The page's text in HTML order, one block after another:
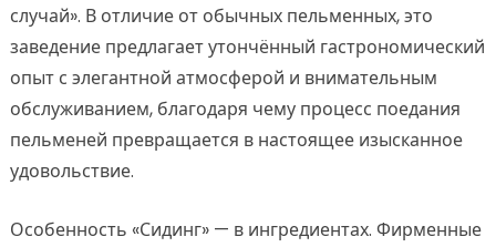
случай». В отличие от обычных пельменных, это
заведение предлагает утончённый гастрономический
опыт с элегантной атмосферой и внимательным
обслуживанием, благодаря чему процесс поедания
пельменей превращается в настоящее изысканное
удовольствие.
Особенность «Сидинг» — в ингредиентах. Фирменные